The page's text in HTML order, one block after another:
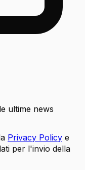
ultime news
Privacy Policy e
per l'invio della